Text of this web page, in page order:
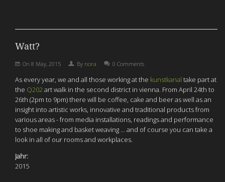
Watt?
On 8 May, 2015 By nora 0 Comments
As every year, we and all those working at the kunstkanal take part at
the Q202art walk in the second district in vienna. From April 24th to
26th (2pm to 9pm) there will be coffee, cake and beer as well as an
insight into artistic works, innovative and traditional products from
various areas - from media installations, readings and performance
to shoe making and basket weaving ... and of course you can take a
look in all of our rooms and workplaces.
Jahr:
2015